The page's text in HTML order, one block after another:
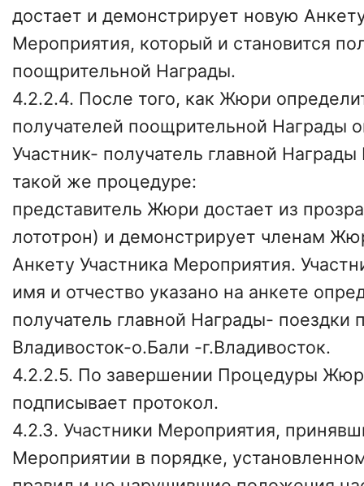
достает и демонстрирует новую
Мероприятия, который и становится
поощрительной Награды.
4.2.2.4. После того, как Жюри
получателей поощрительной Награды
Участник- получатель главной
такой же процедуре:
представитель Жюри достает из
лототрон) и демонстрирует членам
Анкету Участника Мероприятия.
имя и отчество указано на анкете
получатель главной Награды- поездки
Владивосток-о.Бали -г.Владивосток.
4.2.2.5. По завершении Процедуры
подписывает протокол.
4.2.3. Участники Мероприятия,
Мероприятии в порядке,